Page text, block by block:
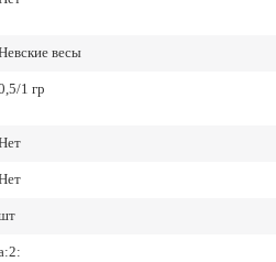
весы
1 гр